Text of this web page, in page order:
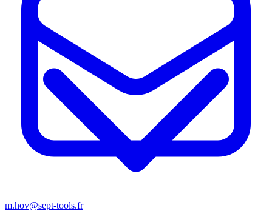
m.hov@sept-tools.fr